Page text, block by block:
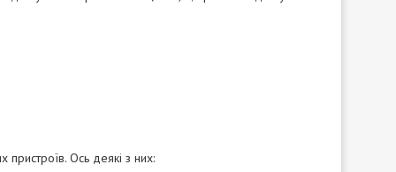
Ось деякі з них: